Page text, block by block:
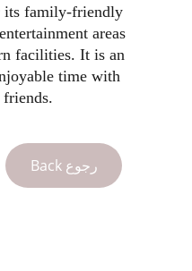
Back رجوع
its family-friendly
areas
facilities. It is an
time with